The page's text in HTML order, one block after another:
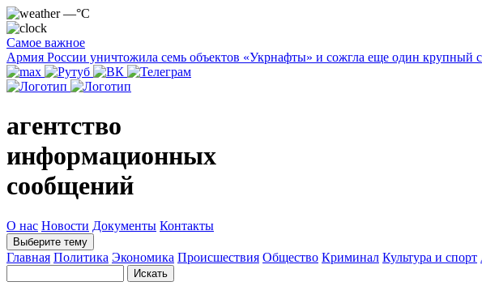
—°C
Самое важное
Армия России уничтожила семь объектов «Укрнафты» и сожгла еще один крупный
агентство
информационных
сообщений
О нас Новости Документы Контакты
Выберите тему
Главная Политика Экономика Происшествия Общество Криминал Культура и спорт